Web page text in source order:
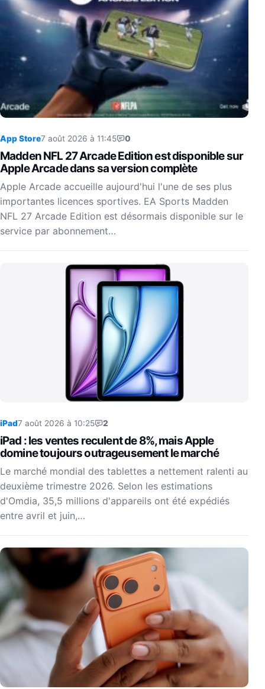
App Store7 août 2026 à 11:45 0
Madden NFL 27 Arcade Edition est disponible sur
Apple Arcade dans sa version complète
Apple Arcade accueille aujourd'hui l'une de ses plus
importantes licences sportives. EA Sports Madden
NFL 27 Arcade Edition est désormais disponible sur le
service par abonnement…
iPad7 août 2026 à 10:25 2
iPad : les ventes reculent de 8%, mais Apple
domine toujours outrageusement le marché
Le marché mondial des tablettes a nettement ralenti au
deuxième trimestre 2026. Selon les estimations
d'Omdia, 35,5 millions d'appareils ont été expédiés
entre avril et juin,…